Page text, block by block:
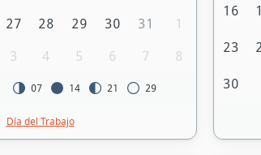
27 28 29 30 31 1
3 4 5 6 7 8
07 14 21 29
Día del Trabajo
16
23
30